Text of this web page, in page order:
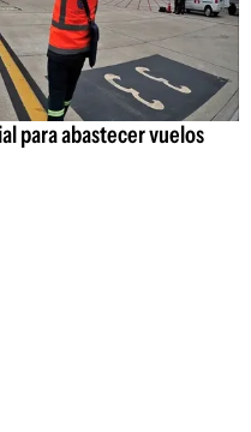
para abastecer vuelos